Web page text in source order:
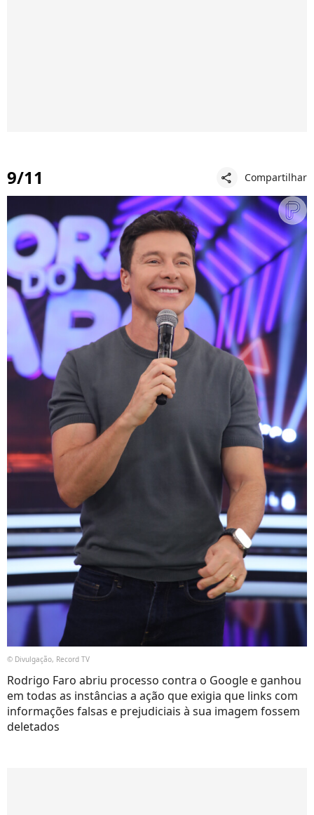
9/11 share Compartilhar
© Divulgação, Record TV
Rodrigo Faro abriu processo contra o Google e ganhou
em todas as instâncias a ação que exigia que links com
informações falsas e prejudiciais à sua imagem fossem
deletados